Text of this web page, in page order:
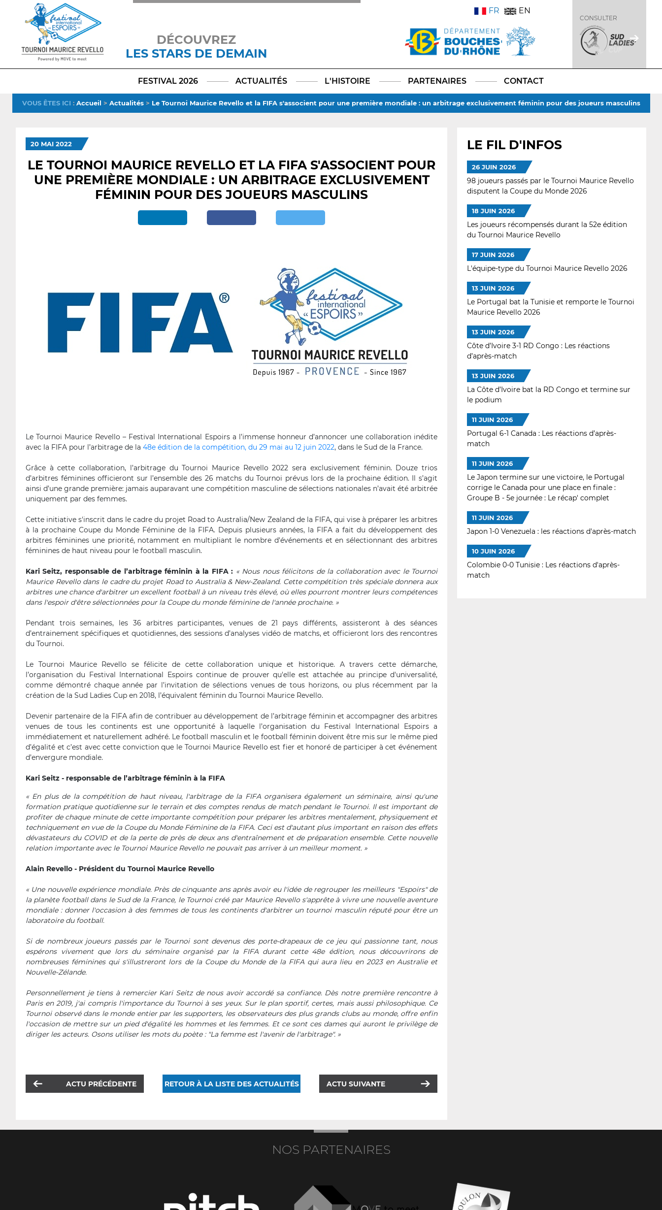
DÉCOUVREZ
LES STARS DE DEMAIN
TikTokLinkedIn
X
FR EN
CONSULTER
FESTIVAL 2026 ACTUALITÉS L'HISTOIRE PARTENAIRES CONTACT
VOUS ÊTES ICI : Accueil > Actualités> Le Tournoi Maurice Revello et la FIFA s'associent pour une première mondiale : un arbitrage exclusivement féminin pour des joueurs masculins
20 MAI 2022
LE TOURNOI MAURICE REVELLO ET LA FIFA S'ASSOCIENT POUR
UNE PREMIÈRE MONDIALE : UN ARBITRAGE EXCLUSIVEMENT
FÉMININ POUR DES JOUEURS MASCULINS
Le Tournoi Maurice Revello – Festival International Espoirs a l’immense honneur d’annoncer une collaboration inédite
avec la FIFA pour l’arbitrage de la 48e édition de la compétition, du 29 mai au 12 juin 2022, dans le Sud de la France.
Grâce à cette collaboration, l’arbitrage du Tournoi Maurice Revello 2022 sera exclusivement féminin. Douze trios
d’arbitres féminines officieront sur l’ensemble des 26 matchs du Tournoi prévus lors de la prochaine édition. Il s’agit
ainsi d’une grande première: jamais auparavant une compétition masculine de sélections nationales n’avait été arbitrée
uniquement par des femmes.
Cette initiative s'inscrit dans le cadre du projet Road to Australia/New Zealand de la FIFA, qui vise à préparer les arbitres
à la prochaine Coupe du Monde Féminine de la FIFA. Depuis plusieurs années, la FIFA a fait du développement des
arbitres féminines une priorité, notamment en multipliant le nombre d'événements et en sélectionnant des arbitres
féminines de haut niveau pour le football masculin.
Kari Seitz, responsable de l’arbitrage féminin à la FIFA : « Nous nous félicitons de la collaboration avec le Tournoi
Maurice Revello dans le cadre du projet Road to Australia & New-Zealand. Cette compétition très spéciale donnera aux
arbitres une chance d'arbitrer un excellent football à un niveau très élevé, où elles pourront montrer leurs compétences
dans l'espoir d'être sélectionnées pour la Coupe du monde féminine de l'année prochaine. »
Pendant trois semaines, les 36 arbitres participantes, venues de 21 pays différents, assisteront à des séances
d’entrainement spécifiques et quotidiennes, des sessions d’analyses vidéo de matchs, et officieront lors des rencontres
du Tournoi.
Le Tournoi Maurice Revello se félicite de cette collaboration unique et historique. A travers cette démarche,
l’organisation du Festival International Espoirs continue de prouver qu'elle est attachée au principe d'universalité,
comme démontré chaque année par l’invitation de sélections venues de tous horizons, ou plus récemment par la
création de la Sud Ladies Cup en 2018, l’équivalent féminin du Tournoi Maurice Revello.
Devenir partenaire de la FIFA afin de contribuer au développement de l’arbitrage féminin et accompagner des arbitres
venues de tous les continents est une opportunité à laquelle l’organisation du Festival International Espoirs a
immédiatement et naturellement adhéré. Le football masculin et le football féminin doivent être mis sur le même pied
d’égalité et c’est avec cette conviction que le Tournoi Maurice Revello est fier et honoré de participer à cet événement
d’envergure mondiale.
Kari Seitz - responsable de l’arbitrage féminin à la FIFA
« En plus de la compétition de haut niveau, l'arbitrage de la FIFA organisera également un séminaire, ainsi qu'une
formation pratique quotidienne sur le terrain et des comptes rendus de match pendant le Tournoi. Il est important de
profiter de chaque minute de cette importante compétition pour préparer les arbitres mentalement, physiquement et
techniquement en vue de la Coupe du Monde Féminine de la FIFA. Ceci est d'autant plus important en raison des effets
dévastateurs du COVID et de la perte de près de deux ans d'entraînement et de préparation ensemble. Cette nouvelle
relation importante avec le Tournoi Maurice Revello ne pouvait pas arriver à un meilleur moment. »
Alain Revello - Président du Tournoi Maurice Revello
« Une nouvelle expérience mondiale. Près de cinquante ans après avoir eu l'idée de regrouper les meilleurs "Espoirs" de
la planète football dans le Sud de la France, le Tournoi créé par Maurice Revello s'apprête à vivre une nouvelle aventure
mondiale : donner l'occasion à des femmes de tous les continents d'arbitrer un tournoi masculin réputé pour être un
laboratoire du football.
Si de nombreux joueurs passés par le Tournoi sont devenus des porte-drapeaux de ce jeu qui passionne tant, nous
espérons vivement que lors du séminaire organisé par la FIFA durant cette 48e édition, nous découvrirons de
nombreuses féminines qui s'illustreront lors de la Coupe du Monde de la FIFA qui aura lieu en 2023 en Australie et
Nouvelle-Zélande.
Personnellement je tiens à remercier Kari Seitz de nous avoir accordé sa confiance. Dès notre première rencontre à
Paris en 2019, j'ai compris l'importance du Tournoi à ses yeux. Sur le plan sportif, certes, mais aussi philosophique. Ce
Tournoi observé dans le monde entier par les supporters, les observateurs des plus grands clubs au monde, offre enfin
l'occasion de mettre sur un pied d'égalité les hommes et les femmes. Et ce sont ces dames qui auront le privilège de
diriger les acteurs. Osons utiliser les mots du poète : "La femme est l'avenir de l'arbitrage". »
ACTU PRÉCÉDENTE RETOUR À LA LISTE DES ACTUALITÉS ACTU SUIVANTE
LE FIL D'INFOS
26 JUIN 2026
98 joueurs passés par le Tournoi Maurice Revello
disputent la Coupe du Monde 2026
18 JUIN 2026
Les joueurs récompensés durant la 52e édition
du Tournoi Maurice Revello
17 JUIN 2026
L'équipe-type du Tournoi Maurice Revello 2026
13 JUIN 2026
Le Portugal bat la Tunisie et remporte le Tournoi
Maurice Revello 2026
13 JUIN 2026
Côte d’Ivoire 3-1 RD Congo : Les réactions
d’après-match
13 JUIN 2026
La Côte d’Ivoire bat la RD Congo et termine sur
le podium
11 JUIN 2026
Portugal 6-1 Canada : Les réactions d’après-
match
11 JUIN 2026
Le Japon termine sur une victoire, le Portugal
corrige le Canada pour une place en finale :
Groupe B - 5e journée : Le récap' complet
11 JUIN 2026
Japon 1-0 Venezuela : les réactions d'après-match
10 JUIN 2026
Colombie 0-0 Tunisie : Les réactions d'après-
match
NOS PARTENAIRES